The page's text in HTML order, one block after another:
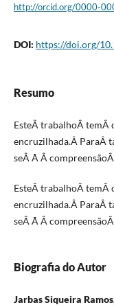
http://orcid.org/0000-
DOI: https://doi.org/
Resumo
EsteÂ trabalhoÂ temÂ
encruzilhada.Â ParaÂ
seÂ Ã Â
EsteÂ trabalhoÂ temÂ
encruzilhada.Â ParaÂ
seÂ Ã Â
Biografia do Autor
Jarbas Siqueira